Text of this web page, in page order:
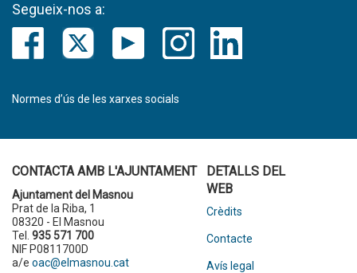
Segueix-nos a:
Normes d’ús de les xarxes socials
CONTACTA AMB L'AJUNTAMENT
Ajuntament del Masnou
Prat de la Riba, 1
08320 - El Masnou
Tel. 935 571 700
NIF P0811700D
a/e oac@elmasnou.cat
DETALLS DEL
WEB
Crèdits
Contacte
Avís legal